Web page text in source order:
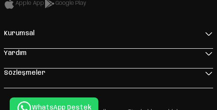
Apple App Google Play
Kurumsal
Yardım
Sözleşmeler
WhatsApp Destek